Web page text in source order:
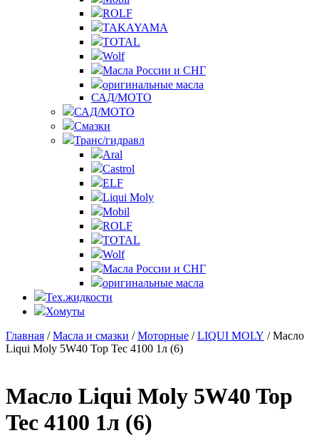
ROLF
TAKAYAMA
TOTAL
Wolf
Масла России и СНГ
оригинальные масла
САД/МОТО
САД/МОТО
Смазки
Транс/гидравл
Aral
Castrol
ELF
Liqui Moly
Mobil
ROLF
TOTAL
Wolf
Масла России и СНГ
оригинальные масла
Тех.жидкости
Хомуты
Главная /Масла и смазки /Моторные /LIQUI MOLY / Масло
Liqui Moly 5W40 Top Tec 4100 1л (6)
Масло Liqui Moly 5W40 Top
Tec 4100 1л (6)